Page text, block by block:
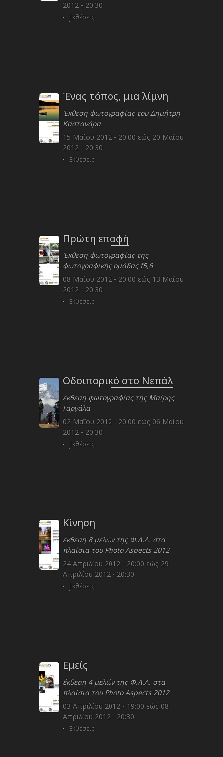
2012 - 20:30
· Εκθέσεις
Ένας τόπος, μια λίμνη
Έκθεση φωτογραφίας του Δημήτρη
Καστανάρα
15 Μαΐου 2012 - 20:00 εώς 20 Μαΐου
2012 - 20:30
· Εκθέσεις
Πρώτη επαφή
Έκθεση φωτογραφίας της
φωτογραφικής ομάδας f5,6
08 Μαΐου 2012 - 20:00 εώς 13 Μαΐου
2012 - 20:30
· Εκθέσεις
Οδοιπορικό στο Νεπάλ
έκθεση φωτογραφίας της Μαίρης
Γαργάλα
02 Μαΐου 2012 - 20:00 εώς 06 Μαΐου
2012 - 20:30
· Εκθέσεις
Κίνηση
έκθεση 8 μελών της Φ.Λ.Λ. στα
πλαίσια του Photo Aspects 2012
24 Απριλίου 2012 - 20:00 εώς 29
Απριλίου 2012 - 20:30
· Εκθέσεις
Εμείς
έκθεση 4 μελών της Φ.Λ.Λ. στα
πλαίσια του Photo Aspects 2012
03 Απριλίου 2012 - 19:00 εώς 08
Απριλίου 2012 - 20:30
· Εκθέσεις